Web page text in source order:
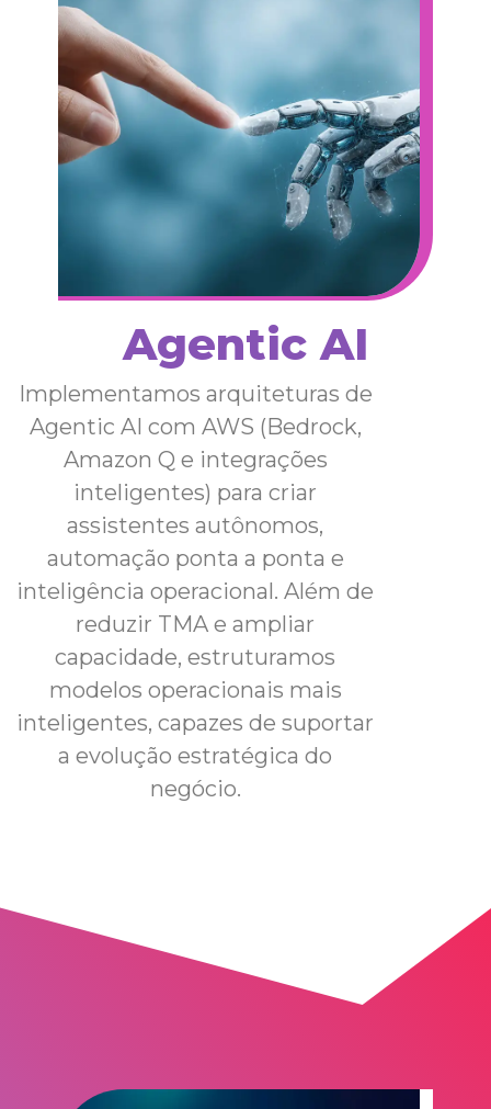
Agentic AI
Implementamos arquiteturas de
Agentic AI com AWS (Bedrock,
Amazon Q e integrações
inteligentes) para criar
assistentes autônomos,
automação ponta a ponta e
inteligência operacional. Além de
reduzir TMA e ampliar
capacidade, estruturamos
modelos operacionais mais
inteligentes, capazes de suportar
a evolução estratégica do
negócio.